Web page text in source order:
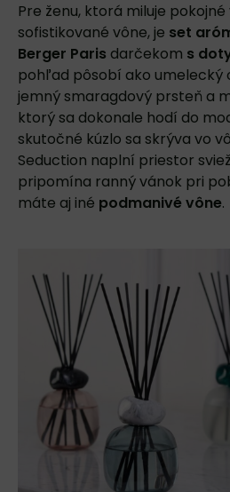
Pre ženu, ktorá miluje
sofistikované vône, je set
Berger Paris darčekom s
pohľad pôsobí ako umelecký
jemný smaragdový prsteň a
ktorý sa dokonale hodí do
skutočné kúzlo sa skrýva vo
Seduction naplní priestor
pripomína ranný vánok pri
máte aj iné podmanivé vône.